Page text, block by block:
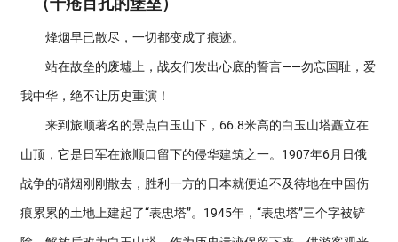
（千疮百孔的堡垒）
烽烟早已散尽，一切都变成了痕迹。
站在故垒的废墟上，战友们发出心底的誓言——勿忘国耻，爱
我中华，绝不让历史重演！
来到旅顺著名的景点白玉山下，66.8米高的白玉山塔矗立在
山顶，它是日军在旅顺口留下的侵华建筑之一。1907年6月日俄
战争的硝烟刚刚散去，胜利一方的日本就便迫不及待地在中国伤
痕累累的土地上建起了“表忠塔”。1945年，“表忠塔”三个字被铲